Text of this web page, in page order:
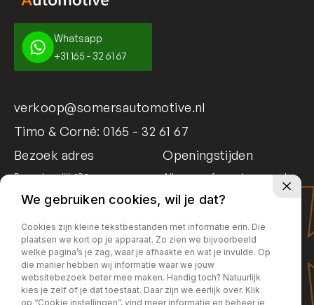
Whatsapp
+31 165 - 32 61 67
verkoop@somersautomotive.nl
Timo & Corné:0165 - 32 61 67
Bezoek adres
Bosschendijk 195
Openingstijden
Alleen op afspraak geopend
We gebruiken cookies, wil je dat?
Cookies zijn kleine tekstbestanden met informatie erin. Die
plaatsen we kort op je apparaat. Zo zien we bijvoorbeeld
welke pagina’s je zag, waar je afhaakte en wat je invulde. Op
die manier hebben wij informatie waar we jouw
websitebezoek beter mee maken. Handig toch? Natuurlijk
kies je zelf of je dat toestaat. Daar zijn we eerlijk over. Klik
op “Cookie instellingen”, vind meer informatie en beheer je